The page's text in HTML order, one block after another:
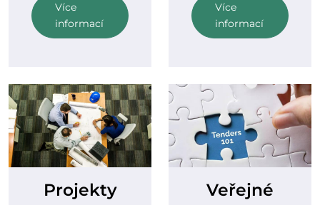
Více
informací
Více
informací
Projekty
Veřejné